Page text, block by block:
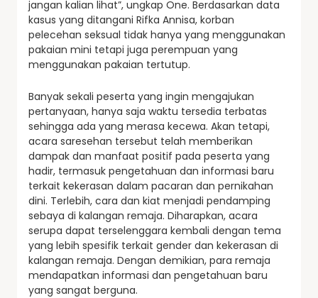
jangan kalian lihat”, ungkap One. Berdasarkan data
kasus yang ditangani Rifka Annisa, korban
pelecehan seksual tidak hanya yang menggunakan
pakaian mini tetapi juga perempuan yang
menggunakan pakaian tertutup.
Banyak sekali peserta yang ingin mengajukan
pertanyaan, hanya saja waktu tersedia terbatas
sehingga ada yang merasa kecewa. Akan tetapi,
acara saresehan tersebut telah memberikan
dampak dan manfaat positif pada peserta yang
hadir, termasuk pengetahuan dan informasi baru
terkait kekerasan dalam pacaran dan pernikahan
dini. Terlebih, cara dan kiat menjadi pendamping
sebaya di kalangan remaja. Diharapkan, acara
serupa dapat terselenggara kembali dengan tema
yang lebih spesifik terkait gender dan kekerasan di
kalangan remaja. Dengan demikian, para remaja
mendapatkan informasi dan pengetahuan baru
yang sangat berguna.